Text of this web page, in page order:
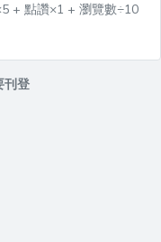
+ 點讚×1 + 瀏覽數÷10
刊登